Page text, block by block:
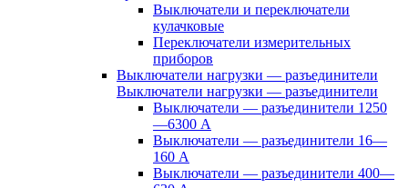
Выключатели и переключатели
кулачковые
Переключатели измерительных
приборов
Выключатели нагрузки — разъединители
Выключатели нагрузки — разъединители
Выключатели — разъединители 1250
—6300 А
Выключатели — разъединители 16—
160 А
Выключатели — разъединители 400—